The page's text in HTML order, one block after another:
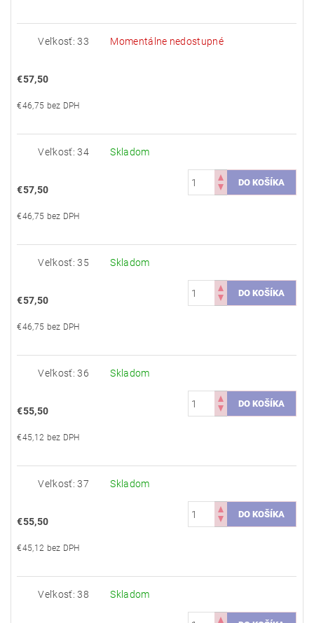
Veľkosť: 33 Momentálne nedostupné
€57,50
€46,75 bez DPH
Veľkosť: 34 Skladom
€57,50
€46,75 bez DPH
Veľkosť: 35 Skladom
€57,50
€46,75 bez DPH
Veľkosť: 36 Skladom
€55,50
€45,12 bez DPH
Veľkosť: 37 Skladom
€55,50
€45,12 bez DPH
Veľkosť: 38 Skladom